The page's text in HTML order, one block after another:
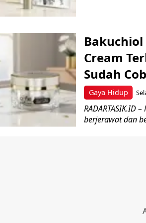
Gaya Hidup
Cream
Sudah
berjerawat dan